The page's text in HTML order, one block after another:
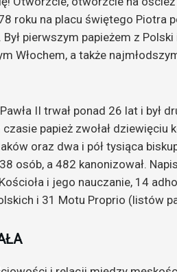
roku na placu świętego Piotra
pierwszym papieżem z
Włochem, a także
II trwał ponad 26 lat i był
czasie papież zwołał dziewięciu
oraz dwa i pół tysiąca
osób, a 482 kanonizował.
i jego nauczanie, 14
i 31 Motu Proprio (listów